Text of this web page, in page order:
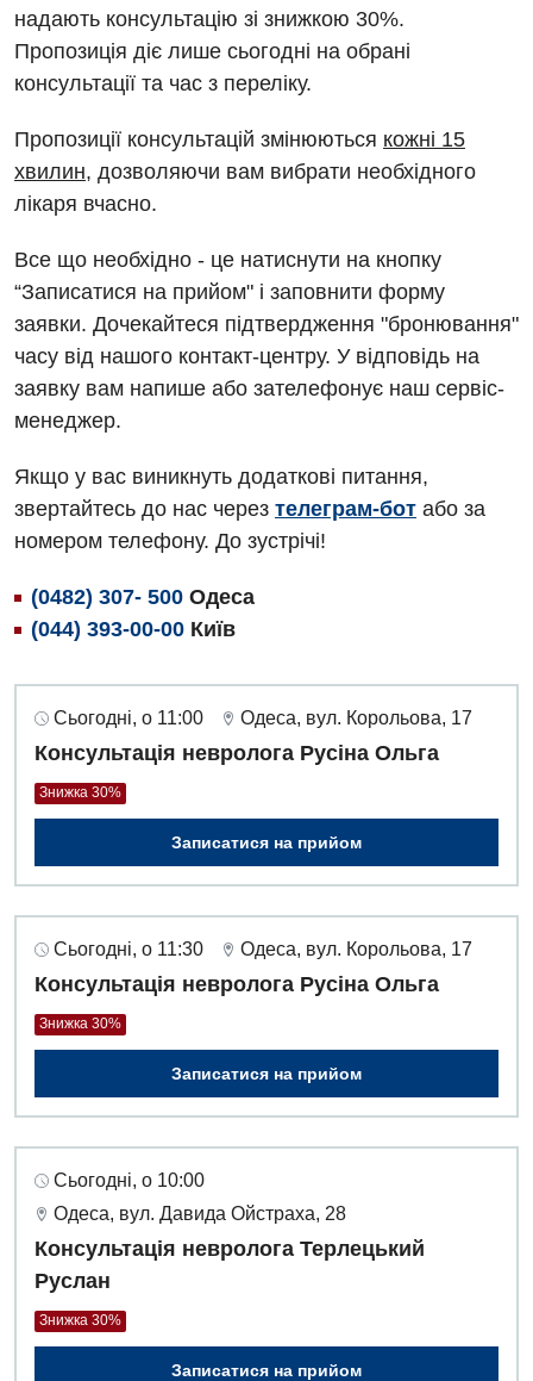
надають консультацію зі знижкою 30%.
Пропозиція діє лише сьогодні на обрані
консультації та час з переліку.
Пропозиції консультацій змінюються кожні 15
хвилин, дозволяючи вам вибрати необхідного
лікаря вчасно.
Все що необхідно - це натиснути на кнопку
“Записатися на прийом" і заповнити форму
заявки. Дочекайтеся підтвердження "бронювання"
часу від нашого контакт-центру. У відповідь на
заявку вам напише або зателефонує наш сервіс-
менеджер.
Якщо у вас виникнуть додаткові питання,
звертайтесь до нас через телеграм-бот або за
номером телефону. До зустрічі!
(0482) 307- 500 Одеса
(044) 393-00-00 Київ
Сьогодні, о 11:00 Одеса, вул. Корольова, 17
Консультація невролога Русіна Ольга
Знижка 30%
Записатися на прийом
Сьогодні, о 11:30 Одеса, вул. Корольова, 17
Консультація невролога Русіна Ольга
Знижка 30%
Записатися на прийом
Сьогодні, о 10:00
Одеса, вул. Давида Ойстраха, 28
Консультація невролога Терлецький
Руслан
Знижка 30%
Записатися на прийом